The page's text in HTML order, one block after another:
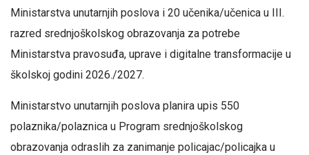
Ministarstva unutarnjih poslova i 20 učenika/učenica u III.
razred srednjoškolskog obrazovanja za potrebe
Ministarstva pravosuđa, uprave i digitalne transformacije u
školskoj godini 2026./2027.
Ministarstvo unutarnjih poslova planira upis 550
polaznika/polaznica u Program srednjoškolskog
obrazovanja odraslih za zanimanje policajac/policajka u